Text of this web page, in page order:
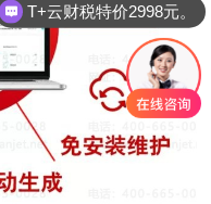
T+云财税特价2998元。